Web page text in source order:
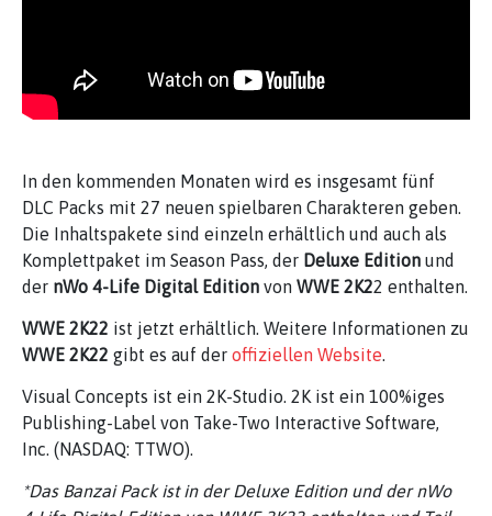
In den kommenden Monaten wird es insgesamt fünf
DLC Packs mit 27 neuen spielbaren Charakteren geben.
Die Inhaltspakete sind einzeln erhältlich und auch als
Komplettpaket im Season Pass, der Deluxe Edition und
der nWo 4-Life Digital Edition von WWE 2K22 enthalten.
WWE 2K22 ist jetzt erhältlich. Weitere Informationen zu
WWE 2K22 gibt es auf der offiziellen Website.
Visual Concepts ist ein 2K-Studio. 2K ist ein 100%iges
Publishing-Label von Take-Two Interactive Software,
Inc. (NASDAQ: TTWO).
*Das Banzai Pack ist in der Deluxe Edition und der nWo